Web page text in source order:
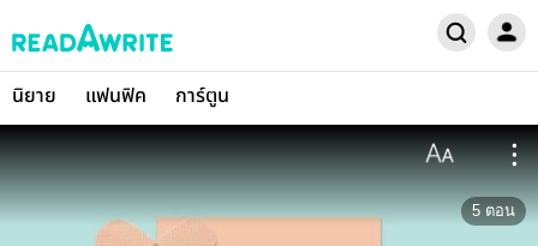
นิยาย แฟนฟิค การ์ตูน
5 ตอน